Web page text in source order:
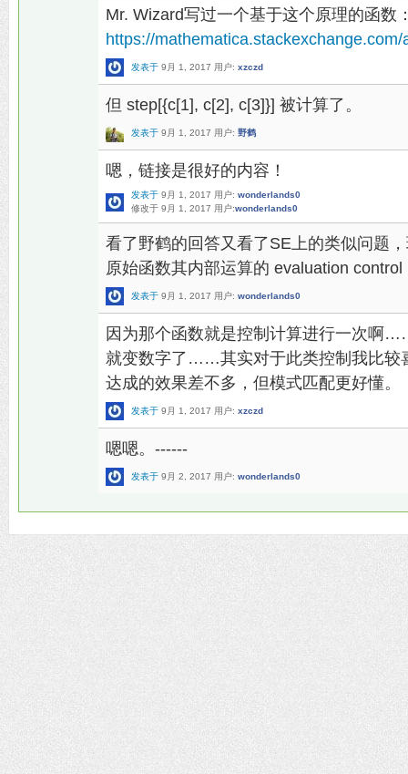
Mr. Wizard写过一个基于这个原理的函数
https://mathematica.stackexchange.com/
发表于 9月 1, 2017 用户: xzczd
但 step[{c[1], c[2], c[3]}] 被计算了。
发表于 9月 1, 2017 用户: 野鹤
嗯，链接是很好的内容！
发表于 9月 1, 2017 用户: wonderlands0
修改于 9月 1, 2017 用户:wonderlands0
看了野鹤的回答又看了SE上的类似问题
原始函数其内部运算的 evaluation control
发表于 9月 1, 2017 用户: wonderlands0
因为那个函数就是控制计算进行一次啊
就变数字了……其实对于此类控制我比较
达成的效果差不多，但模式匹配更好懂。
发表于 9月 1, 2017 用户: xzczd
嗯嗯。------
发表于 9月 2, 2017 用户: wonderlands0